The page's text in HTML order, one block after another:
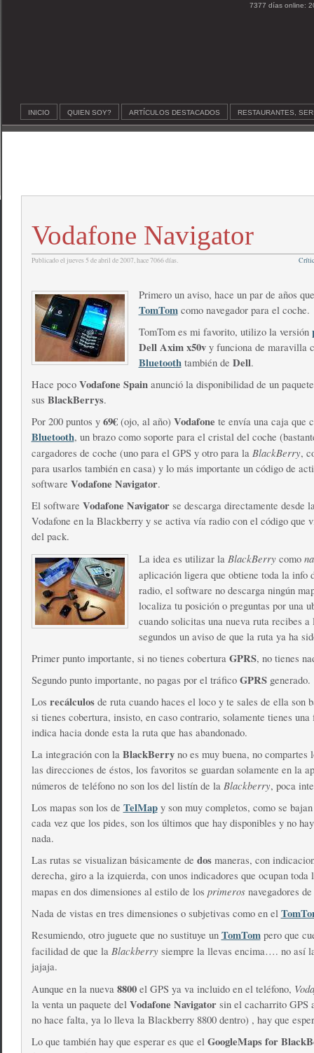
7377 días online:
INICIO QUIEN SOY? ARTÍCULOS DESTACADOS RESTAURANTES,
Vodafone Navigator
Publicado el jueves 5 de abril de 2007, hace 7066 días.
Primero un aviso, hace un par de años
TomTomcomo navegador para el coche.
TomTom es mi favorito, utilizo la versión
Dell Axim x50vy funciona de maravilla
Bluetoothtambién de Dell.
Hace poco Vodafone Spainanunció la disponibilidad de un
sus BlackBerrys.
Por 200 puntos y 69€ (ojo, al año) Vodafone te envía una caja que
Bluetooth, un brazo como soporte para el cristal del coche
cargadores de coche (uno para el GPS y otro para la BlackBerry,
para usarlos también en casa) y lo más importante un código de
software Vodafone Navigator.
El software Vodafone Navigatorse descarga directamente desde
Vodafone en la Blackberry y se activa vía radio con el código que
del pack.
La idea es utilizar la BlackBerry como
aplicación ligera que obtiene toda la info
radio, el software no descarga ningún
localiza tu posición o preguntas por una
cuando solicitas una nueva ruta recibes a
segundos un aviso de que la ruta ya ha
Primer punto importante, si no tienes cobertura GPRS, no tienes
Segundo punto importante, no pagas por el tráfico GPRS generado.
Los recálculos de ruta cuando haces el loco y te sales de ella son
si tienes cobertura, insisto, en caso contrario, solamente tienes una
indica hacia donde esta la ruta que has abandonado.
La integración con la BlackBerry no es muy buena, no compartes
las direcciones de éstos, los favoritos se guardan solamente en la
números de teléfono no son los del listín de la Blackberry, poca
Los mapas son los de TelMapy son muy completos, como se
cada vez que los pides, son los últimos que hay disponibles y no
nada.
Las rutas se visualizan básicamente de dos maneras, con
derecha, giro a la izquierda, con unos indicadores que ocupan toda
mapas en dos dimensiones al estilo de los primeros navegadores
Nada de vistas en tres dimensiones o subjetivas como en el
Resumiendo, otro juguete que no sustituye un TomTompero que
facilidad de que la Blackberry siempre la llevas encima…. no así
jajaja.
Aunque en la nueva 8800 el GPS ya va incluido en el teléfono,
la venta un paquete del Vodafone Navigatorsin el cacharrito GPS
no hace falta, ya lo lleva la Blackberry 8800 dentro) , hay que
Lo que también hay que esperar es que el GoogleMaps for